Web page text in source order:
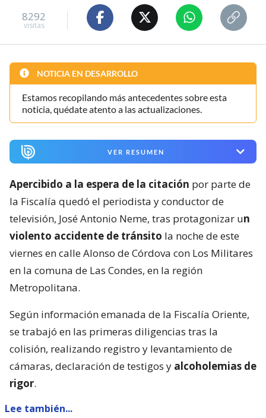
8292
visitas
NOTICIA EN DESARROLLO
Estamos recopilando más antecedentes sobre esta
noticia, quédate atento a las actualizaciones.
VER RESUMEN
Apercibido a la espera de la citación por parte de
la Fiscalía quedó el periodista y conductor de
televisión, José Antonio Neme, tras protagonizar un
violento accidente de tránsito la noche de este
viernes en calle Alonso de Córdova con Los Militares
en la comuna de Las Condes, en la región
Metropolitana.
Según información emanada de la Fiscalía Oriente,
se trabajó en las primeras diligencias tras la
colisión, realizando registro y levantamiento de
cámaras, declaración de testigos y alcoholemias de
rigor.
Lee también...